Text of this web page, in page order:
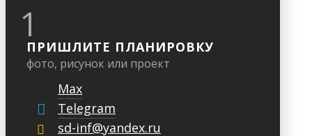
1
ПРИШЛИТЕ ПЛАНИРОВКУ
фото, рисунок или проект
Max
Telegram
sd-inf@yandex.ru